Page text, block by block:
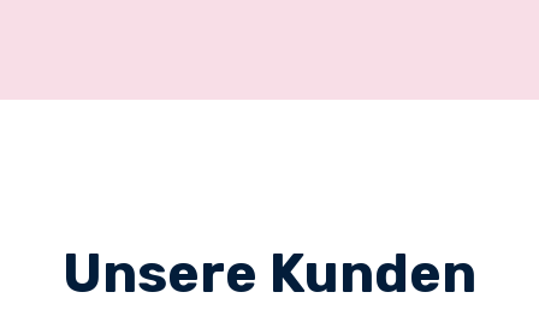
Unsere Kunden